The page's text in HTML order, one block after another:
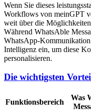
Wenn Sie dieses
Workflows von meinGPT
weit über die
Während WhatsAble
WhatsApp-
Intelligenz ein, um diese
personalisieren.
Die wichtigsten
Funktionsbereich
Was